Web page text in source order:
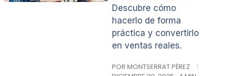
Descubre cómo
hacerlo de forma
práctica y convertirlo
en ventas reales.
POR MONTSERRAT PÉREZ
|